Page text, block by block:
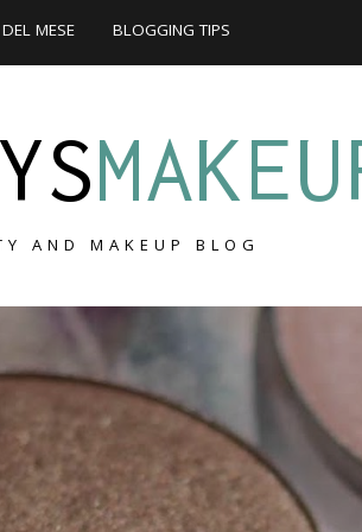
DEL MESE BLOGGING TIPS
AND MAKEUP BLOG